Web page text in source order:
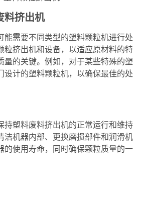
料挤出机
能需要不同类型的塑料颗粒机进行处
粒挤出机和设备，以适应原材料的特
量的关键。例如，对于某些特殊的塑
设计的塑料颗粒机，以确保最佳的处
持塑料废料挤出机的正常运行和维持
洁机器内部、更换磨损部件和润滑机
的使用寿命，同时确保颗粒质量的一